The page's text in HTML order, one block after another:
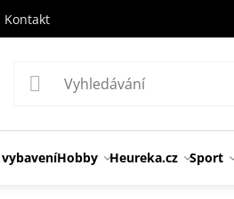
Kontakt
Hobby Heureka.cz Sport